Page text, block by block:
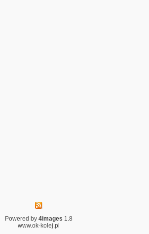
Powered by 4images 1.8
www.ok-kolej.pl